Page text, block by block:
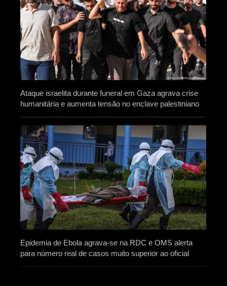
Ataque israelita durante funeral em Gaza agrava crise
humanitária e aumenta tensão no enclave palestiniano
Epidemia de Ebola agrava-se na RDC e OMS alerta
para número real de casos muito superior ao oficial